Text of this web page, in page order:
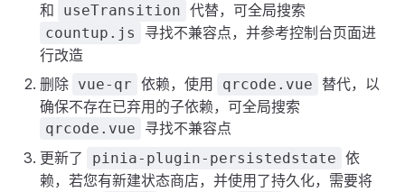
和 useTransition 代替，可全局搜索
countup.js
寻找不兼容点，并参考控制台页面进
行改造
删除 vue-qr 依赖，使用 qrcode.vue
替代，以
确保不存在已弃用的子依赖，可全局搜索
qrcode.vue
寻找不兼容点
更新了
pinia-plugin-persistedstate 依
赖，若您有新建状态商店，并使用了持久化，需要将